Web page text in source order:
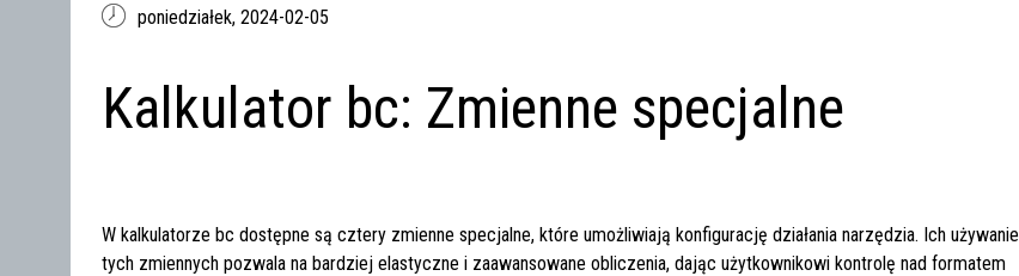
poniedziałek,2024-02-05
Kalkulator bc: Zmienne specjalne
W kalkulatorzebc dostępne są cztery zmienne specjalne, które umożliwiają konfigurację działania narzędzia. Ich używanie
tych zmiennych pozwala na bardziej elastyczne i zaawansowane obliczenia, dając użytkownikowi kontrolę nad formatem